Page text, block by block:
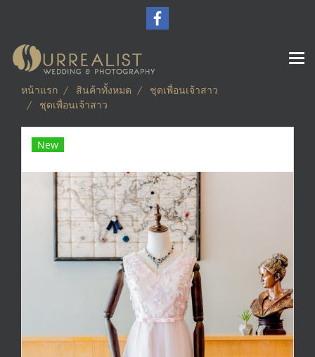
หน้าแรก สินค้าทั้งหมด
ชุดเพื่อนเจ้าสาว
ชุดเพื่อนเจ้าสาว
New